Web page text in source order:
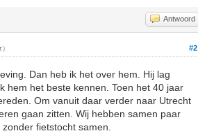
Antwoord
#2
.)
Dan heb ik het over hem. Hij lag
hem het beste kennen. Toen het 40 jaar
Om vanuit daar verder naar Utrecht
gaan zitten. Wij hebben samen paar
fietstocht samen.